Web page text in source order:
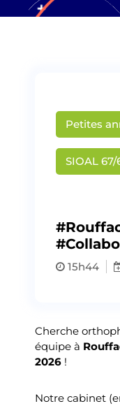
Petites
SIOAL 67/
15h44
Cherche
équipe à
2026 !
Notre cabinet